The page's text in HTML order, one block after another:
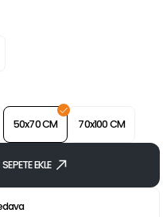
50x70 CM 70x100 CM
SEPETE EKLE